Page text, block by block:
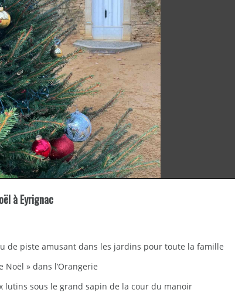
à Eyrignac
de piste amusant dans les jardins pour toute la famille
» dans l’Orangerie
lutins sous le grand sapin de la cour du manoir